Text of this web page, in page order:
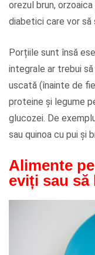
orezul brun,
diabetici care vor să
Porțiile sunt însă
integrale ar trebui
uscată (înainte de
proteine și legume
glucozei. De
sau quinoa cu pui și
Alimente
eviți sau să